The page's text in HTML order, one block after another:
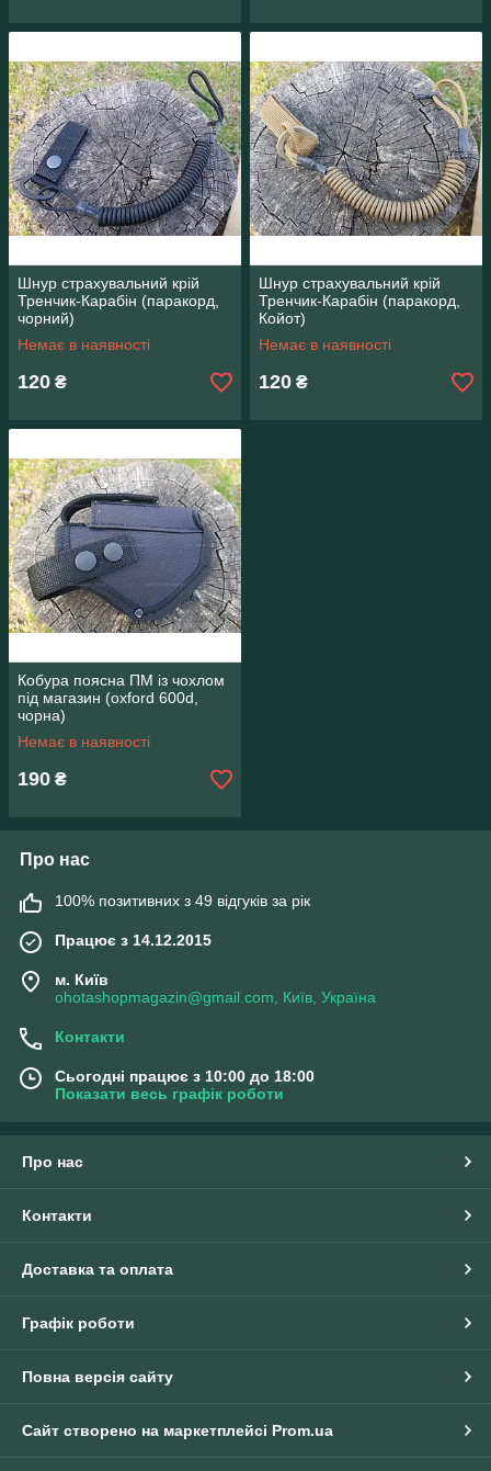
Шнур страхувальний крій
Тренчик-Карабін (паракорд,
чорний)
Немає в наявності
120 ₴
Шнур страхувальний крій
Тренчик-Карабін (паракорд,
Койот)
Немає в наявності
120 ₴
Кобура поясна ПМ із чохлом
під магазин (oxford 600d,
чорна)
Немає в наявності
190 ₴
Про нас
100% позитивних з 49 відгуків за рік
Працює з 14.12.2015
м. Київ
ohotashopmagazin@gmail.com, Київ, Україна
Контакти
Сьогодні працює з 10:00 до 18:00
Показати весь графік роботи
Про нас
Контакти
Доставка та оплата
Графік роботи
Повна версія сайту
Сайт створено на маркетплейсі Prom.ua